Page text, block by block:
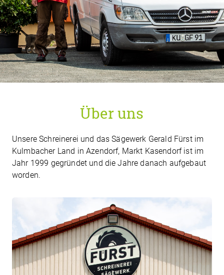
Über uns
Unsere Schreinerei und das Sägewerk Gerald Fürst im
Kulmbacher Land in Azendorf, Markt Kasendorf ist im
Jahr 1999 gegründet und die Jahre danach aufgebaut
worden.